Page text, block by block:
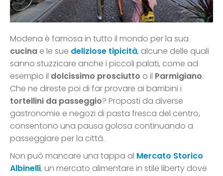
Modena è famosa in tutto il mondo per la sua
cucina e le sue deliziose tipicità, alcune delle quali
sanno stuzzicare anche i piccoli palati, come ad
esempio il dolcissimo prosciutto o il Parmigiano.
Che ne direste poi di far provare ai bambini i
tortellini da passeggio? Proposti da diverse
gastronomie e negozi di pasta fresca del centro,
consentono una pausa golosa continuando a
passeggiare per la città.
Non può mancare una tappa al Mercato Storico
Albinelli, un mercato alimentare in stile liberty dove